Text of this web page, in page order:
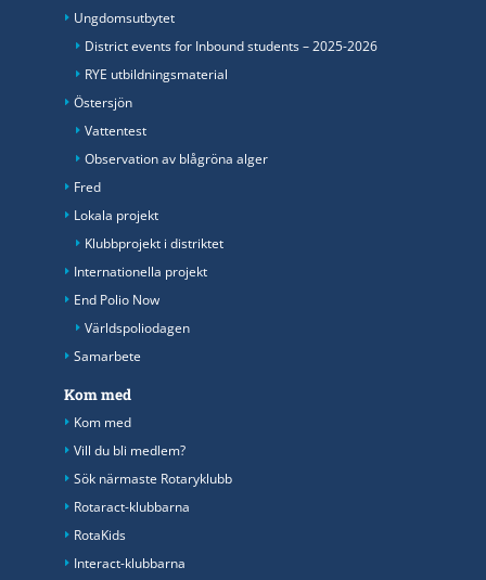
Ungdomsutbytet
District events for Inbound students – 2025-2026
RYE utbildningsmaterial
Östersjön
Vattentest
Observation av blågröna alger
Fred
Lokala projekt
Klubbprojekt i distriktet
Internationella projekt
End Polio Now
Världspoliodagen
Samarbete
Kom med
Kom med
Vill du bli medlem?
Sök närmaste Rotaryklubb
Rotaract-klubbarna
RotaKids
Interact-klubbarna